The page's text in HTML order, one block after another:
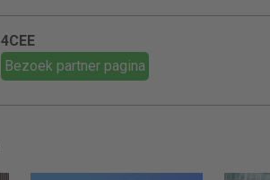
4CEE
Bezoek partner pagina